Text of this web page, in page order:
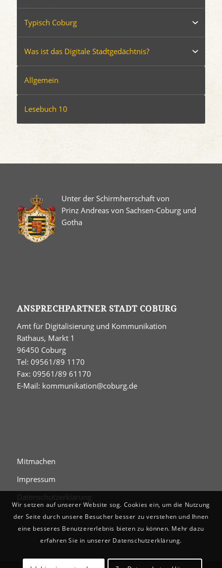
Typisch Coburg
Was ist das Digitale Stadtgedächtnis?
Allgemein
Lesebuch 10
Unter der Schirmherrschaft von
Prinz Andreas von Sachsen-Coburg und
Gotha
ANSPRECHPARTNER STADT COBURG
Amt für Digitalisierung und Kommunikation
Rathaus, Markt 1
96450 Coburg
Tel: 09561/89 1170
Fax: 09561/89 61170
E-Mail: kommunikation@coburg.de
Mitmachen
Impressum
Datenschutzerklärung
Wir setzen auf unserer Website sog. Cookies ein, um die Nutzung
der Seite durch unsere Besucher besser zu verstehen und Ihnen
eine besseres Benutzererlebnis bieten zu können. Mehr dazu
erfahren Sie in unserer Datenschutzerklärung.